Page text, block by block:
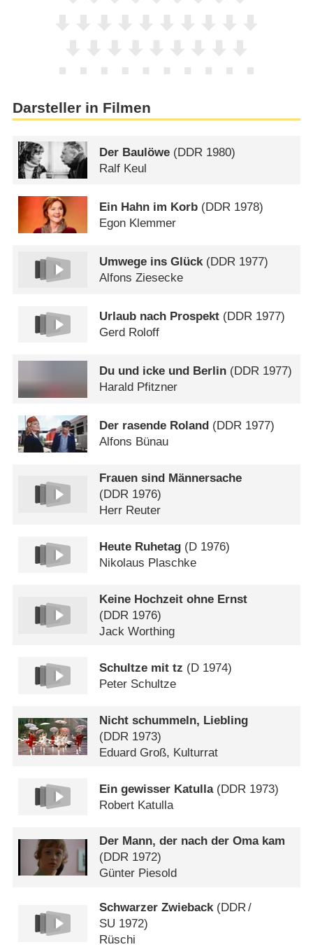
Darsteller in Filmen
Der Baulöwe (DDR 1980)
Ralf Keul
Ein Hahn im Korb (DDR 1978)
Egon Klemmer
Umwege ins Glück(DDR 1977)
Alfons Ziesecke
Urlaub nach Prospekt (DDR 1977)
Gerd Roloff
Du und icke und Berlin (DDR 1977)
Harald Pfitzner
Der rasende Roland (DDR 1977)
Alfons Bünau
Frauen sind Männersache
(DDR 1976)
Herr Reuter
Heute Ruhetag (D 1976)
Nikolaus Plaschke
Keine Hochzeit ohne Ernst
(DDR 1976)
Jack Worthing
Schultze mit tz (D 1974)
Peter Schultze
Nicht schummeln, Liebling
(DDR 1973)
Eduard Groß, Kulturrat
Ein gewisser Katulla(DDR 1973)
Robert Katulla
Der Mann, der nach der Oma kam
(DDR 1972)
Günter Piesold
Schwarzer Zwieback(DDR/
SU 1972)
Rüschi